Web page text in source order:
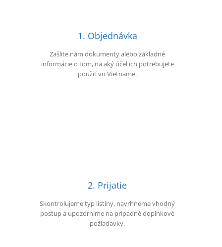
1. Objednávka
Zašlite nám dokumenty alebo základné
informácie o tom, na aký účel ich potrebujete
použiť vo Vietname.
2. Prijatie
Skontrolujeme typ listiny, navrhneme vhodný
postup a upozorníme na prípadné doplnkové
požiadavky.